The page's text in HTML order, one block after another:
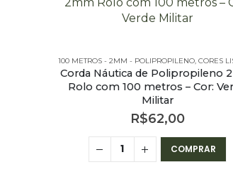
- 100 METROS100 METROS - 2MM - POLIPROPILENO, CORES LISAS - 100
Corda Náutica de Polipropileno
Rolo com 100 metros – Cor:
Militar
R$62,00
COMPRAR